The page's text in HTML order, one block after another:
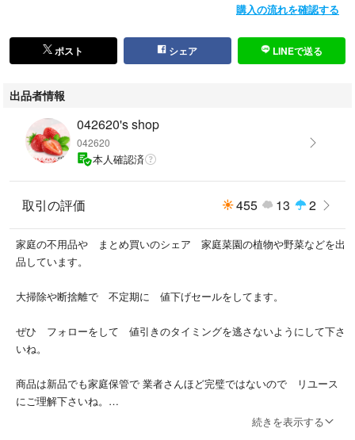
購入の流れを確認する
ポスト シェア LINEで送る
出品者情報
042620's shop
042620
本人確認済
取引の評価 455 13 2
家庭の不用品や まとめ買いのシェア 家庭菜園の植物や野菜などを出
品しています。
大掃除や断捨離で 不定期に 値下げセールをしてます。
ぜひ フォローをして 値引きのタイミングを逃さないようにして下さ
いね。
商品は新品でも家庭保管で 業者さんほど完璧ではないので リユース
にご理解下さいね。
続きを表示する